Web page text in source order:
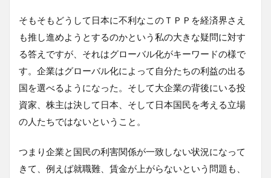
そもそもどうして日本に不利なこのＴＰＰを経済界さえ
も推し進めようとするのかという私の大きな疑問に対す
る答えですが、それはグローバル化がキーワードの様で
す。企業はグローバル化によって自分たちの利益の出る
国を選べるようになった。そして大企業の背後にいる投
資家、株主は決して日本、そして日本国民を考える立場
の人たちではないということ。
つまり企業と国民の利害関係が一致しない状況になって
きて、例えば就職難、賃金が上がらないという問題も、